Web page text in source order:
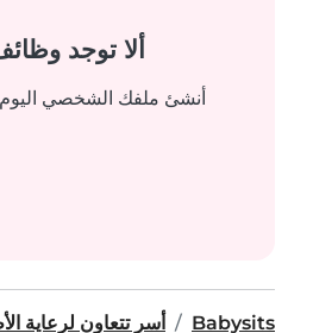
ألا توجد
أنشئ ملفك الشخصي اليوم
Babysits أسر تتعاون لرعاية